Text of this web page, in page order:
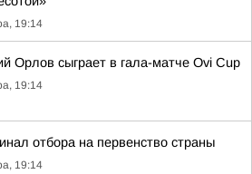
19:14
Орлов сыграет в гала-матче Ovi Cup
19:14
отбора на первенство страны
19:14